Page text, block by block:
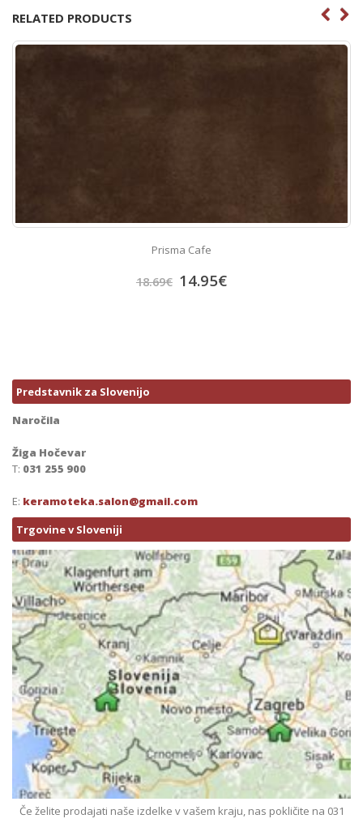
RELATED PRODUCTS
Prisma Cafe
18.69€ 14.95€
Predstavnik za Slovenijo
Naročila
Žiga Hočevar
T: 031 255 900
E: keramoteka.salon@gmail.com
Trgovine v Sloveniji
Če želite prodajati naše izdelke v vašem kraju, nas pokličite na 031